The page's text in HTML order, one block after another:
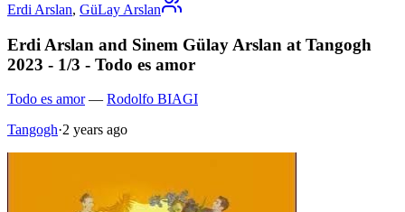
Erdi Arslan, GüLay Arslan
Erdi Arslan and Sinem Gülay Arslan at Tangogh
2023 - 1/3 - Todo es amor
Todo es amor— Rodolfo BIAGI
Tangogh·2 years ago